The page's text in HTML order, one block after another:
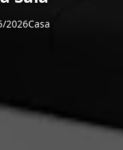
2026Casa